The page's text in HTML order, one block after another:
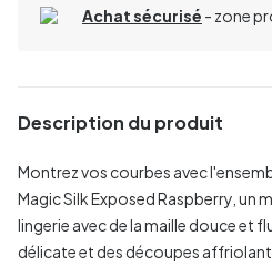
Achat sécurisé - zone
Description du produit
Montrez vos courbes avec
Magic Silk Exposed Raspberry, un
lingerie avec de la maille douce et
délicate et des découpes